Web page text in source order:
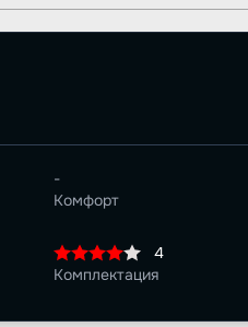
-
Комфорт
4
Комплектация